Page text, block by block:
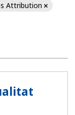
Attribution